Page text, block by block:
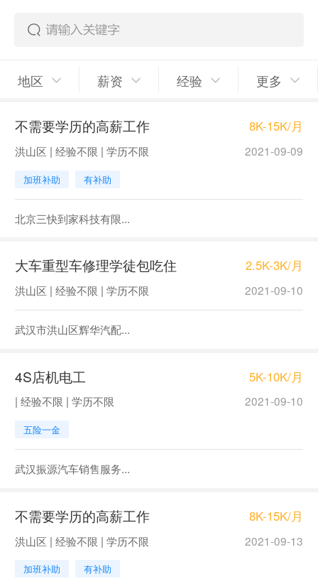
地区 薪资 经验 更多
不需要学历的高薪工作 8K-15K/月
洪山区 | 经验不限 | 学历不限 2021-09-09
加班补助 有补助
北京三快到家科技有限...
大车重型车修理学徒包吃住 2.5K-3K/月
洪山区 | 经验不限 | 学历不限 2021-09-10
武汉市洪山区辉华汽配...
4S店机电工 5K-10K/月
| 经验不限 | 学历不限 2021-09-10
五险一金
武汉振源汽车销售服务...
不需要学历的高薪工作 8K-15K/月
洪山区 | 经验不限 | 学历不限 2021-09-13
加班补助 有补助